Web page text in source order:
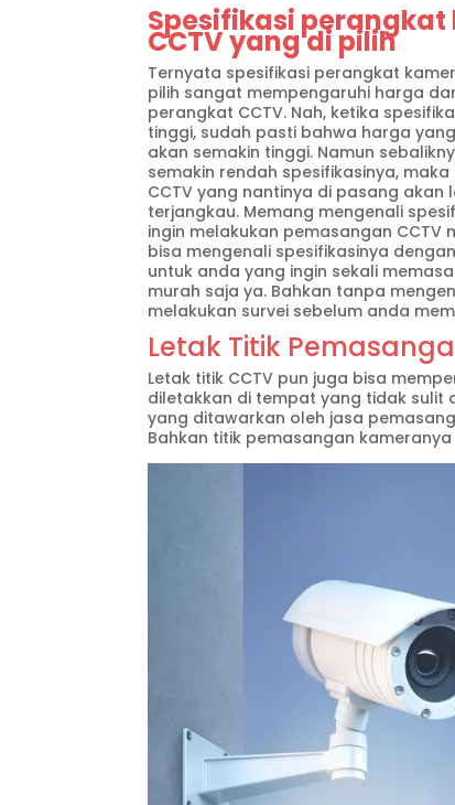
Spesifikasi perangkat
CCTV yang di pilih
Ternyata spesifikasi perangkat
pilih sangat mempengaruhi harga
perangkat CCTV. Nah, ketika
tinggi, sudah pasti bahwa harga
akan semakin tinggi. Namun
semakin rendah spesifikasinya,
CCTV yang nantinya di pasang akan
terjangkau. Memang mengenali
ingin melakukan pemasangan
bisa mengenali spesifikasinya
untuk anda yang ingin sekali
murah saja ya. Bahkan tanpa
melakukan survei sebelum anda
Letak Titik
Letak titik CCTV pun juga bisa
diletakkan di tempat yang tidak sulit
yang ditawarkan oleh jasa
Bahkan titik pemasangan